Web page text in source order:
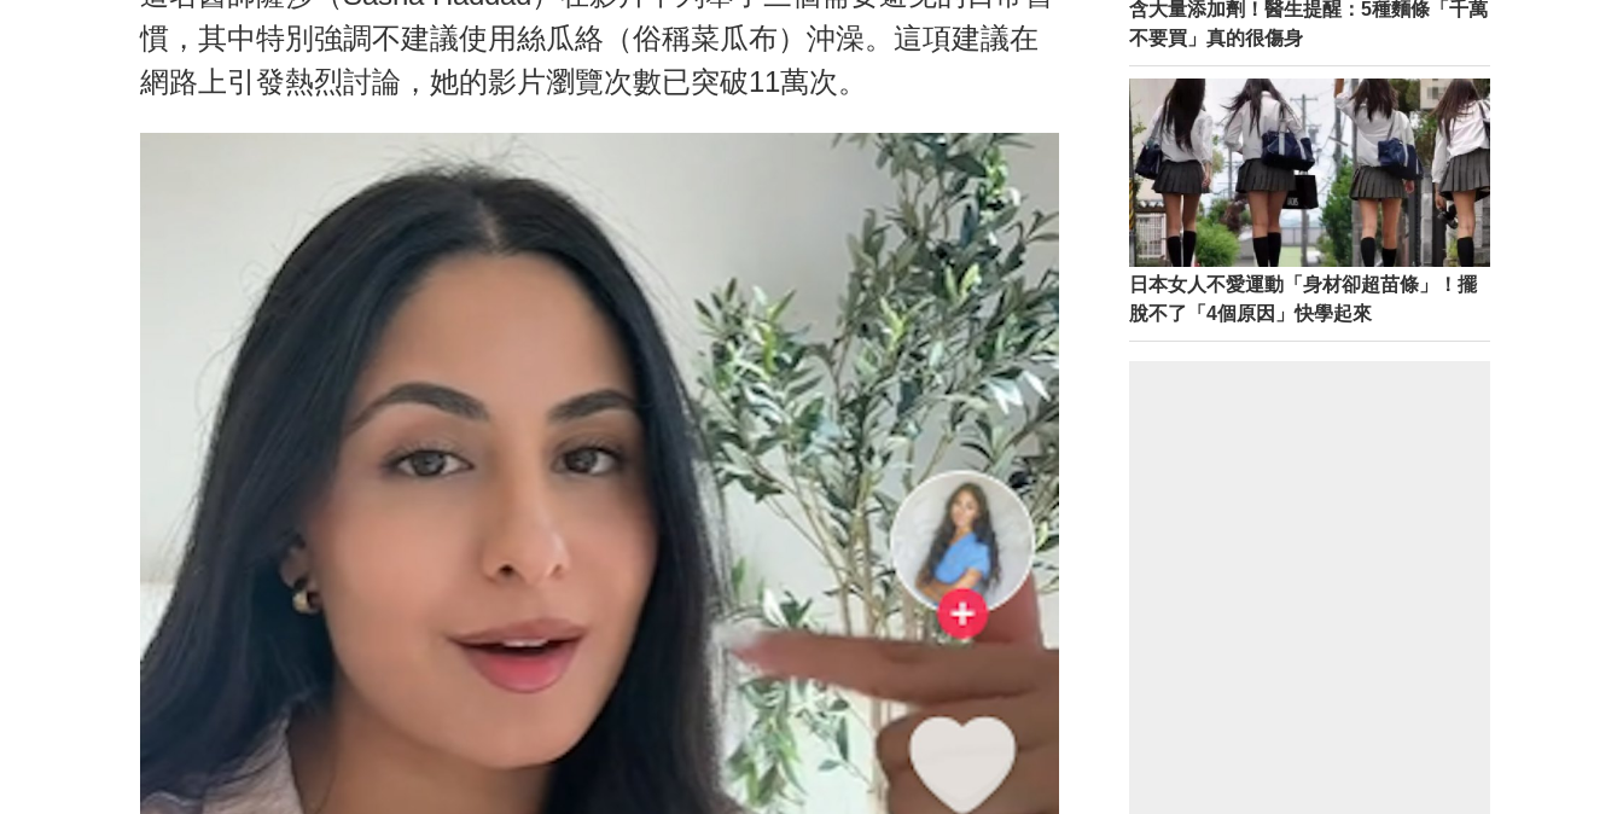
慣，其中特別強調不建議使用絲瓜絡（俗稱菜瓜布）沖澡。這項建議在
網路上引發熱烈討論，她的影片瀏覽次數已突破11萬次。
含大量添加劑！醫生提醒：5種麵條「千萬
不要買」真的很傷身
日本女人不愛運動「身材卻超苗條」！擺
脫不了「4個原因」快學起來